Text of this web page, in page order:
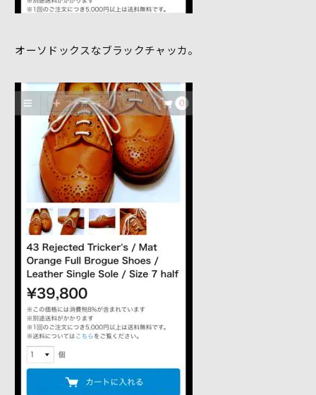
オーソドックスなブラックチャッカ。